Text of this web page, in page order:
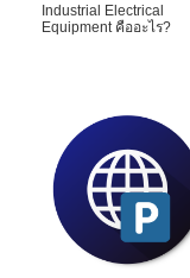
Industrial Electrical
Equipment คืออะไร?